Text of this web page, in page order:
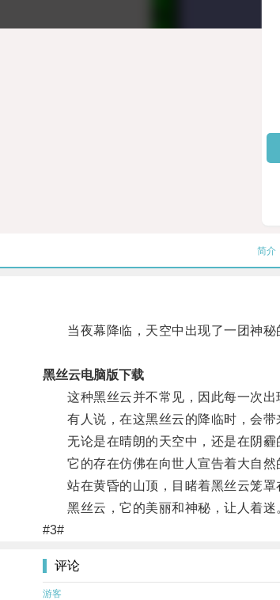
简介
当夜幕降临，天空中出现了一团神秘
黑丝云电脑版下载
这种黑丝云并不常见，因此每一次出
有人说，在这黑丝云的降临时，会带
无论是在晴朗的天空中，还是在阴霾
它的存在仿佛在向世人宣告着大自然
站在黄昏的山顶，目睹着黑丝云笼罩
黑丝云，它的美丽和神秘，让人着迷
#3#
评论
游客